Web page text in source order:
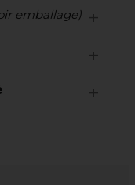
emballage)